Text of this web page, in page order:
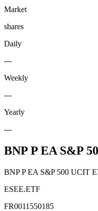
Market
shares
Daily
---
Weekly
---
Yearly
---
BNP P EA S&P
BNP P EA S&P 500 UCIT
ESEE.ETF
FR0011550185